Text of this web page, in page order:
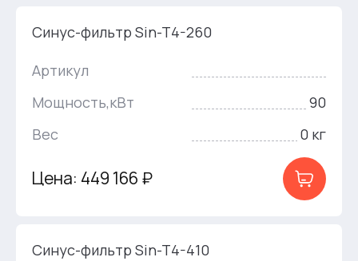
Синус-фильтр Sin-T4-260
Артикул
Мощность,кВт
90
Вес
0 кг
Цена: 449 166 ₽
Синус-фильтр Sin-T4-410